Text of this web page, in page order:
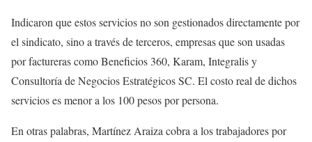
Indicaron que estos servicios no son gestionados directamente por
el sindicato, sino a través de terceros, empresas que son usadas
por factureras como Beneficios 360, Karam, Integralis y
Consultoría de Negocios Estratégicos SC. El costo real de dichos
servicios es menor a los 100 pesos por persona.
En otras palabras, Martínez Araiza cobra a los trabajadores por